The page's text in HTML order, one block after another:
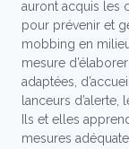
auront acquis les
pour prévenir et
mobbing en
mesure
adaptées,
lanceurs
Ils et elles
mesures